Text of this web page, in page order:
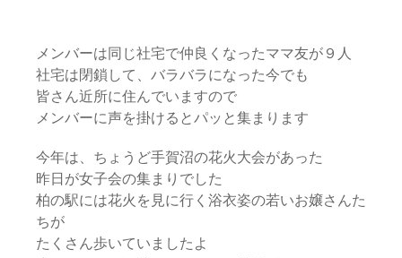
メンバーは同じ社宅で仲良くなったママ友が９人
社宅は閉鎖して、バラバラになった今でも
皆さん近所に住んでいますので
メンバーに声を掛けるとパッと集まります
今年は、ちょうど手賀沼の花火大会があった
昨日が女子会の集まりでした
柏の駅には花火を見に行く浴衣姿の若いお嬢さんた
ちが
たくさん歩いていましたよ